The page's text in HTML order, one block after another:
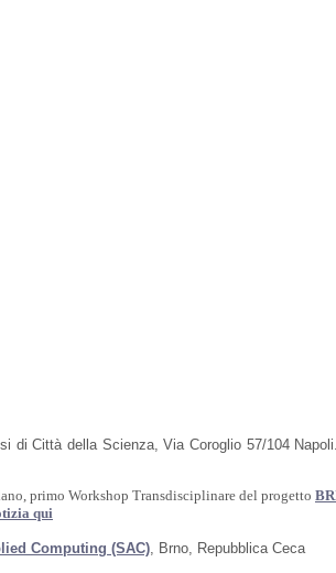
di Città della Scienza, Via Coroglio 57/104
primo Workshop Transdisciplinare del progetto
qui
Computing (SAC) , Brno, Repubblica Ceca